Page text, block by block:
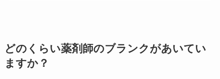
どのくらい薬剤師のブランクがあいてい
ますか？